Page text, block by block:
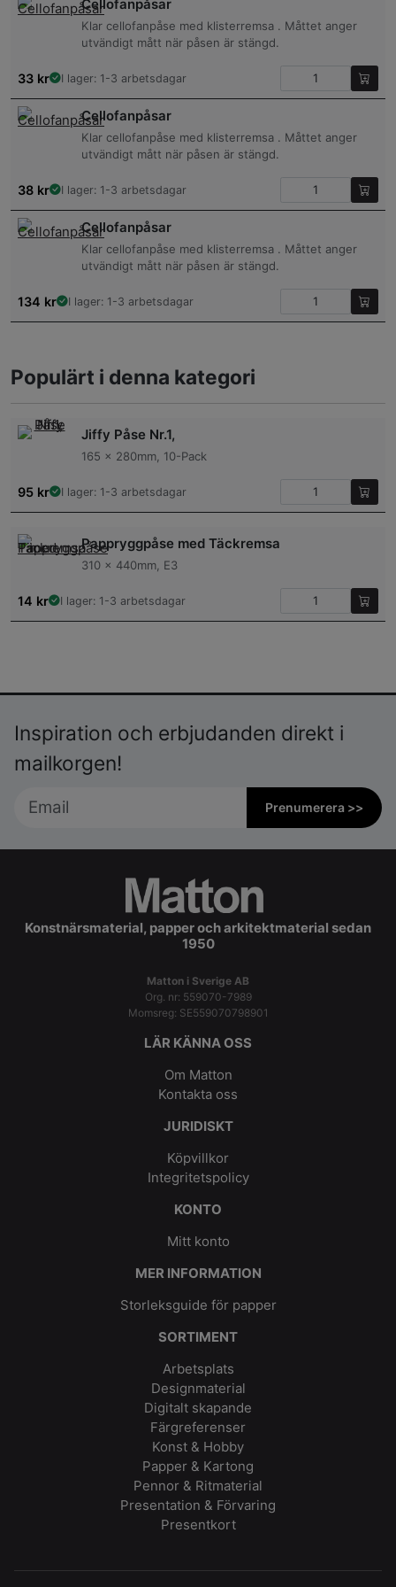
Cellofanpåsar
Klar cellofanpåse med klisterremsa . Måttet anger
utvändigt mått när påsen är stängd.
33 kr I lager: 1-3 arbetsdagar
Cellofanpåsar
Klar cellofanpåse med klisterremsa . Måttet anger
utvändigt mått när påsen är stängd.
38 kr I lager: 1-3 arbetsdagar
Cellofanpåsar
Klar cellofanpåse med klisterremsa . Måttet anger
utvändigt mått när påsen är stängd.
134 kr I lager: 1-3 arbetsdagar
Populärt i denna kategori
Jiffy Påse Nr.1,
165 x 280mm, 10-Pack
95 kr I lager: 1-3 arbetsdagar
Pappryggpåse med Täckremsa
310 x 440mm, E3
14 kr I lager: 1-3 arbetsdagar
Inspiration och erbjudanden direkt i
mailkorgen!
Prenumerera >>
Konstnärsmaterial, papper och arkitektmaterial sedan
1950
Matton i Sverige AB
Org. nr: 559070-7989
Momsreg: SE559070798901
LÄR KÄNNA OSS
Om Matton
Kontakta oss
JURIDISKT
Köpvillkor
Integritetspolicy
KONTO
Mitt konto
MER INFORMATION
Storleksguide för papper
SORTIMENT
Arbetsplats
Designmaterial
Digitalt skapande
Färgreferenser
Konst & Hobby
Papper & Kartong
Pennor & Ritmaterial
Presentation & Förvaring
Presentkort